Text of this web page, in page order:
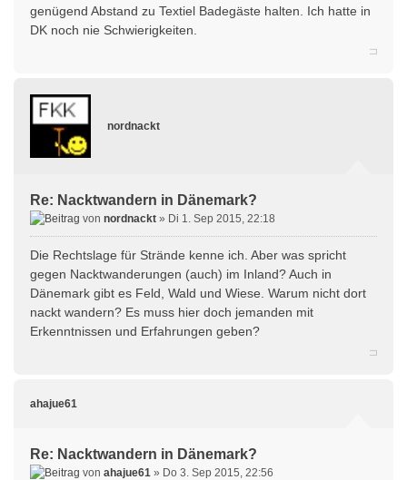
genügend Abstand zu Textiel Badegäste halten. Ich hatte in
DK noch nie Schwierigkeiten.
nordnackt
Re: Nacktwandern in Dänemark?
von nordnackt » Di 1. Sep 2015, 22:18
Die Rechtslage für Strände kenne ich. Aber was spricht
gegen Nacktwanderungen (auch) im Inland? Auch in
Dänemark gibt es Feld, Wald und Wiese. Warum nicht dort
nackt wandern? Es muss hier doch jemanden mit
Erkenntnissen und Erfahrungen geben?
ahajue61
Re: Nacktwandern in Dänemark?
von ahajue61 » Do 3. Sep 2015, 22:56